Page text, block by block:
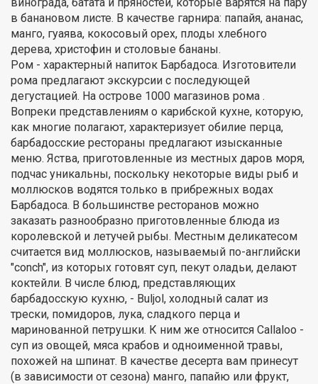
в банановом листе. В качестве гарнира: папайя, ананас,
манго, гуаява, кокосовый орех, плоды хлебного
дерева, христофин и столовые бананы.
Ром - характерный напиток Барбадоса. Изготовители
рома предлагают экскурсии с последующей
дегустацией. На острове 1000 магазинов рома .
Вопреки представлениям о карибской кухне, которую,
как многие полагают, характеризует обилие перца,
барбадосские рестораны предлагают изысканные
меню. Яства, приготовленные из местных даров моря,
подчас уникальны, поскольку некоторые виды рыб и
моллюсков водятся только в прибрежных водах
Барбадоса. В большинстве ресторанов можно
заказать разнообразно приготовленные блюда из
королевской и летучей рыбы. Местным деликатесом
считается вид моллюсков, называемый по-английски
"conch", из которых готовят суп, пекут оладьи, делают
коктейли. В числе блюд, представляющих
барбадосскую кухню, - Buljol, холодный салат из
трески, помидоров, лука, сладкого перца и
маринованной петрушки. К ним же относится Callaloo -
суп из овощей, мяса крабов и одноименной травы,
похожей на шпинат. В качестве десерта вам принесут
(в зависимости от сезона) манго, папайю или фрукт,